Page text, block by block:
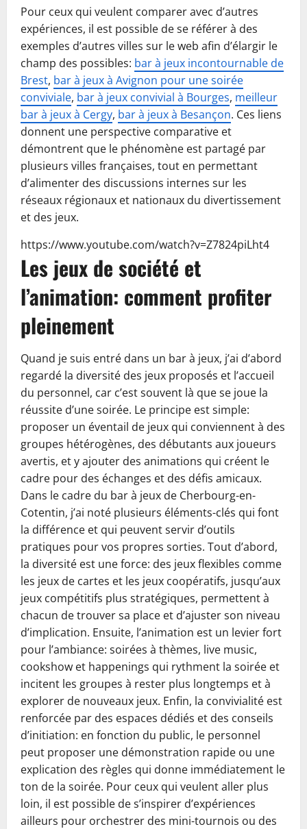
Pour ceux qui veulent comparer avec d’autres
expériences, il est possible de se référer à des
exemples d’autres villes sur le web afin d’élargir le
champ des possibles: bar à jeux incontournable de
Brest, bar à jeux à Avignon pour une soirée
conviviale, bar à jeux convivial à Bourges, meilleur
bar à jeux à Cergy, bar à jeux à Besançon. Ces liens
donnent une perspective comparative et
démontrent que le phénomène est partagé par
plusieurs villes françaises, tout en permettant
d’alimenter des discussions internes sur les
réseaux régionaux et nationaux du divertissement
et des jeux.
https://www.youtube.com/watch?v=Z7824piLht4
Les jeux de société et
l’animation: comment profiter
pleinement
Quand je suis entré dans un bar à jeux, j’ai d’abord
regardé la diversité des jeux proposés et l’accueil
du personnel, car c’est souvent là que se joue la
réussite d’une soirée. Le principe est simple:
proposer un éventail de jeux qui conviennent à des
groupes hétérogènes, des débutants aux joueurs
avertis, et y ajouter des animations qui créent le
cadre pour des échanges et des défis amicaux.
Dans le cadre du bar à jeux de Cherbourg-en-
Cotentin, j’ai noté plusieurs éléments-clés qui font
la différence et qui peuvent servir d’outils
pratiques pour vos propres sorties. Tout d’abord,
la diversité est une force: des jeux flexibles comme
les jeux de cartes et les jeux coopératifs, jusqu’aux
jeux compétitifs plus stratégiques, permettent à
chacun de trouver sa place et d’ajuster son niveau
d’implication. Ensuite, l’animation est un levier fort
pour l’ambiance: soirées à thèmes, live music,
cookshow et happenings qui rythment la soirée et
incitent les groupes à rester plus longtemps et à
explorer de nouveaux jeux. Enfin, la convivialité est
renforcée par des espaces dédiés et des conseils
d’initiation: en fonction du public, le personnel
peut proposer une démonstration rapide ou une
explication des règles qui donne immédiatement le
ton de la soirée. Pour ceux qui veulent aller plus
loin, il est possible de s’inspirer d’expériences
ailleurs pour orchestrer des mini-tournois ou des